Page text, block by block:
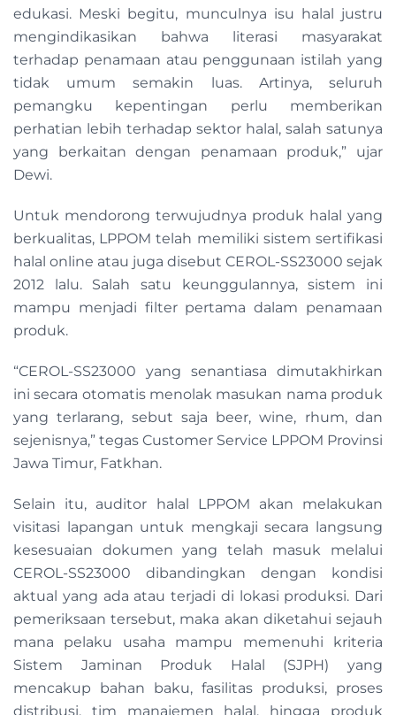
edukasi. Meski begitu, munculnya isu halal justru
mengindikasikan bahwa literasi masyarakat
terhadap penamaan atau penggunaan istilah yang
tidak umum semakin luas. Artinya, seluruh
pemangku kepentingan perlu memberikan
perhatian lebih terhadap sektor halal, salah satunya
yang berkaitan dengan penamaan produk,” ujar
Dewi.
Untuk mendorong terwujudnya produk halal yang
berkualitas, LPPOM telah memiliki sistem sertifikasi
halal online atau juga disebut CEROL-SS23000 sejak
2012 lalu. Salah satu keunggulannya, sistem ini
mampu menjadi filter pertama dalam penamaan
produk.
“CEROL-SS23000 yang senantiasa dimutakhirkan
ini secara otomatis menolak masukan nama produk
yang terlarang, sebut saja beer, wine, rhum, dan
sejenisnya,” tegas Customer Service LPPOM Provinsi
Jawa Timur, Fatkhan.
Selain itu, auditor halal LPPOM akan melakukan
visitasi lapangan untuk mengkaji secara langsung
kesesuaian dokumen yang telah masuk melalui
CEROL-SS23000 dibandingkan dengan kondisi
aktual yang ada atau terjadi di lokasi produksi. Dari
pemeriksaan tersebut, maka akan diketahui sejauh
mana pelaku usaha mampu memenuhi kriteria
Sistem Jaminan Produk Halal (SJPH) yang
mencakup bahan baku, fasilitas produksi, proses
distribusi, tim manajemen halal, hingga produk